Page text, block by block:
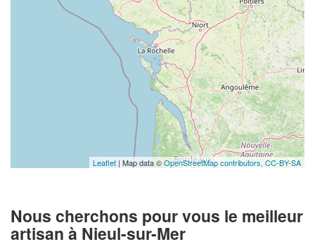
Leaflet | Map data ©OpenStreetMap contributors, CC-BY-SA
Nous cherchons pour vous le meilleur
artisan à Nieul-sur-Mer